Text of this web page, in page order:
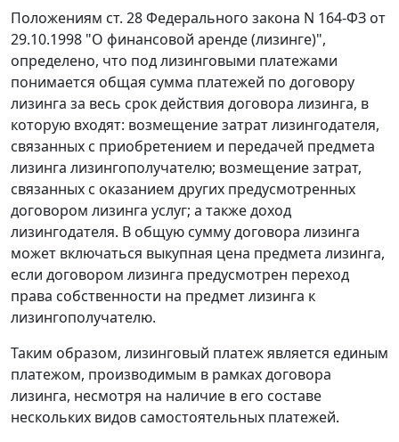
Положениям ст. 28Федерального закона N 164-ФЗ от
29.10.1998 "О финансовой аренде (лизинге)",
определено, что под лизинговыми платежами
понимается общая сумма платежей по договору
лизинга за весь срок действия договора лизинга, в
которую входят: возмещение затрат лизингодателя,
связанных с приобретением и передачей предмета
лизинга лизингополучателю; возмещение затрат,
связанных с оказанием других предусмотренных
договором лизинга услуг; а также доход
лизингодателя. В общую сумму договора лизинга
может включаться выкупная цена предмета лизинга,
если договором лизинга предусмотрен переход
права собственности на предмет лизинга к
лизингополучателю.
Таким образом, лизинговый платеж является единым
платежом, производимым в рамках договора
лизинга, несмотря на наличие в его составе
нескольких видов самостоятельных платежей.